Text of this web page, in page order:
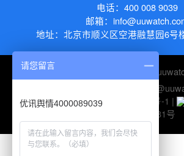
电话： 400 008 9039
邮箱：
地址： 北京市顺义区空港融慧园6号
https://
| 邮箱：
UUWatch-京ICP备10045116号-1 |
11010802026281号
请您留言
优讯舆情4000089039